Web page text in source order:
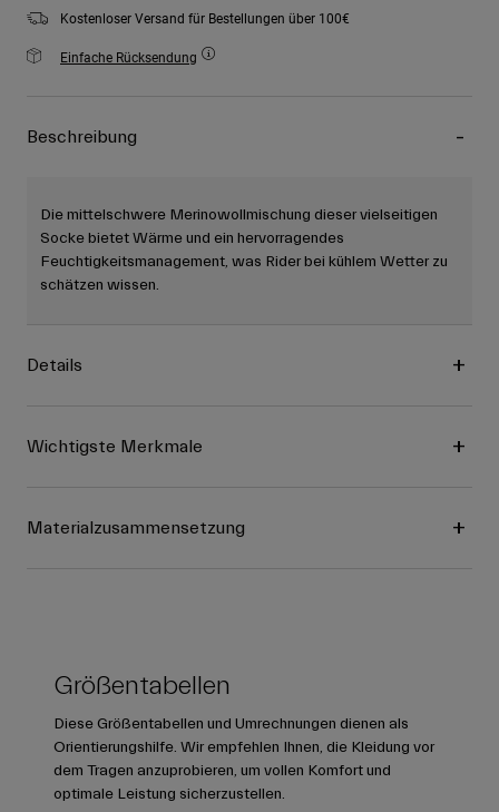
Kostenloser Versand für Bestellungen über 100€
Einfache Rücksendung
Beschreibung
Die mittelschwere Merinowollmischung dieser vielseitigen
Socke bietet Wärme und ein hervorragendes
Feuchtigkeitsmanagement, was Rider bei kühlem Wetter zu
schätzen wissen.
Details
Wichtigste Merkmale
Materialzusammensetzung
Größentabellen
Diese Größentabellen und Umrechnungen dienen als
Orientierungshilfe. Wir empfehlen Ihnen, die Kleidung vor
dem Tragen anzuprobieren, um vollen Komfort und
optimale Leistung sicherzustellen.